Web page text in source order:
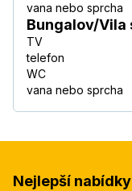
vana nebo sprcha
Bungalov/Vila
TV
telefon
WC
vana nebo sprcha
Nejlepší